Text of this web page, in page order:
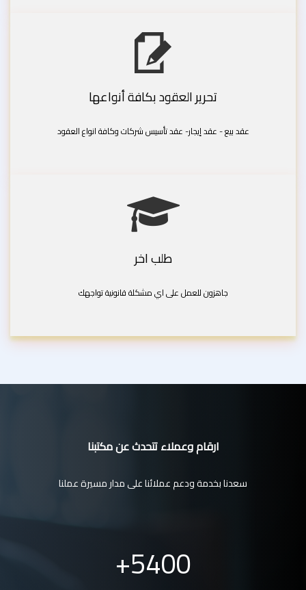
تحرير العقود بكافة أنواعها
عقد بيع - عقد إيجار- عقد تأسيس شركات وكافة انواع العقود
طلب اخر
جاهزون للعمل على اي مشكلة قانونية تواجهك
ارقام وعملاء تتحدث عن مكتبنا
سعدنا بخدمة ودعم عملائنا على مدار مسيرة عملنا
5400